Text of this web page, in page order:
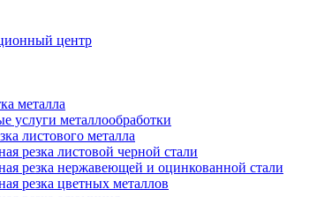
центр
металла
услуги металлообработки
листового металла
резка листовой черной стали
резка нержавеющей и оцинкованной стали
резка цветных металлов